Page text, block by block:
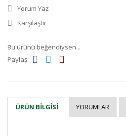
Yorum Yaz
Karşılaştır
Bu ürünü beğendiysen...
Paylaş
ÜRÜN BILGISI YORUMLAR